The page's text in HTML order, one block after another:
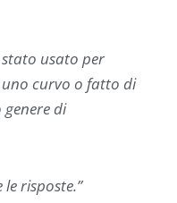
stato usato per
curvo o fatto di
di
risposte.”